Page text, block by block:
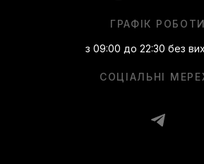
СОЦІАЛЬНІ
ГРАФІК РОБОТИ
з 09:00 до 22:30 без